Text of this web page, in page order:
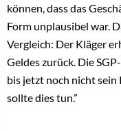
können, dass das
Form unplausibel war.
Vergleich: Der Kläger
Geldes zurück. Die
bis jetzt noch nicht sein
sollte dies tun.”